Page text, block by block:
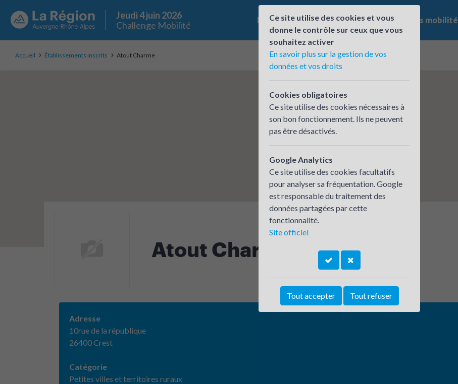
Jeudi 4 juin 2026
Challenge Mobilité
Le challenge Qui participe ? Les offres mobilité
Accueil Établissements inscrits Atout Charme
Atout Charme
Adresse
10rue de la république
26400 Crest
Catégorie
Petites villes et territoires ruraux
Ce site utilise des cookies et vous
donne le contrôle sur ceux que vous
souhaitez activer
En savoir plus sur la gestion de vos
données et vos droits
Cookies obligatoires
Ce site utilise des cookies nécessaires à
son bon fonctionnement. Ils ne peuvent
pas être désactivés.
Google Analytics
Ce site utilise des cookies facultatifs
pour analyser sa fréquentation. Google
est responsable du traitement des
données partagées par cette
fonctionnalité.
Site officiel
Tout accepter Tout refuser